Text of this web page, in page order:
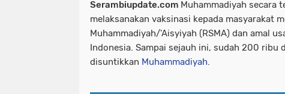
Serambiupdate.com Muhammadiyah secara
melaksanakan vaksinasi kepada masyarakat
Muhammadiyah/'Aisyiyah (RSMA) dan amal
Indonesia. Sampai sejauh ini, sudah 200 ribu
disuntikkan Muhammadiyah.